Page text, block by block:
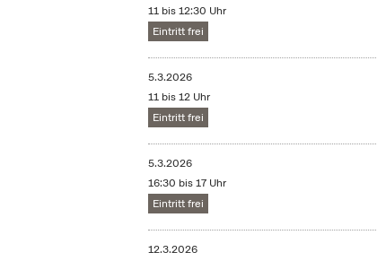
11 bis 12:30 Uhr
Eintritt frei
5.3.2026
11 bis 12 Uhr
Eintritt frei
5.3.2026
16:30 bis 17 Uhr
Eintritt frei
12.3.2026